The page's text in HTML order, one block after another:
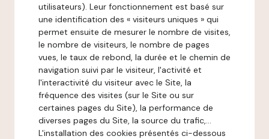
utilisateurs). Leur fonctionnement est basé sur
une identification des « visiteurs uniques » qui
permet ensuite de mesurer le nombre de visites,
le nombre de visiteurs, le nombre de pages
vues, le taux de rebond, la durée et le chemin de
navigation suivi par le visiteur, l'activité et
l'interactivité du visiteur avec le Site, la
fréquence des visites (sur le Site ou sur
certaines pages du Site), la performance de
diverses pages du Site, la source du trafic,...
L'installation des cookies présentés ci-dessous